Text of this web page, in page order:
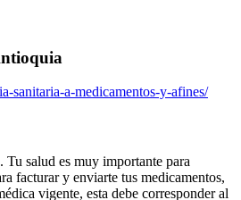
sanitaria-a-medicamentos-y-afines/
Tu salud es muy importante para
facturar y enviarte tus medicamentos,
vigente, esta debe corresponder al